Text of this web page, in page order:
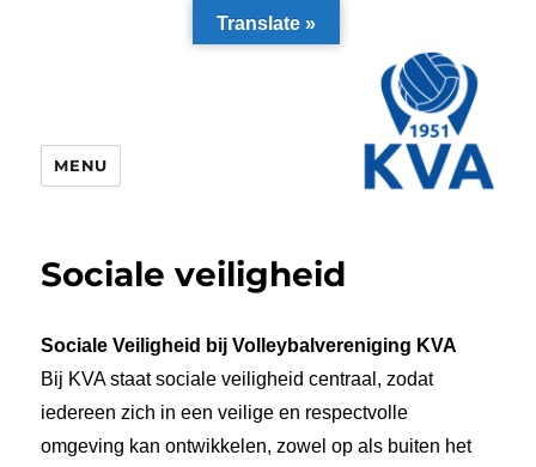
MENU
Sociale veiligheid
Sociale Veiligheid bij Volleybalvereniging KVA
Bij KVA staat sociale veiligheid centraal, zodat
iedereen zich in een veilige en respectvolle
omgeving kan ontwikkelen, zowel op als buiten het
Translate »